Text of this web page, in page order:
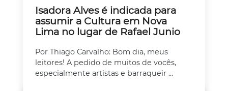
Isadora Alves é indicada para
assumir a Cultura em Nova
Lima no lugar de Rafael Junio
Por Thiago Carvalho: Bom dia, meus
leitores! A pedido de muitos de vocês,
especialmente artistas e barraqueir ...